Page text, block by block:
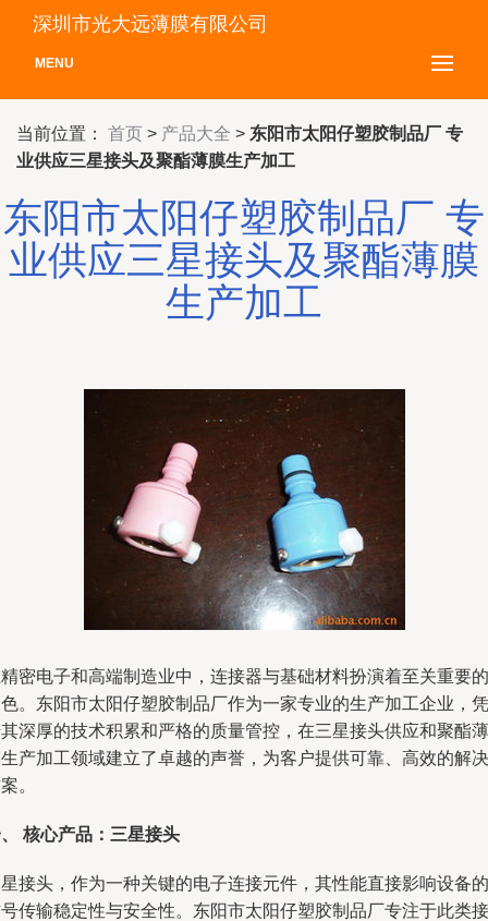
深圳市光大远薄膜有限公司
MENU
当前位置： 首页 > 产品大全 > 东阳市太阳仔塑胶制品厂 专
业供应三星接头及聚酯薄膜生产加工
东阳市太阳仔塑胶制品厂 专
业供应三星接头及聚酯薄膜
生产加工
密电子和高端制造业中，连接器与基础材料扮演着至关重要的
。东阳市太阳仔塑胶制品厂作为一家专业的生产加工企业，凭
深厚的技术积累和严格的质量管控，在三星接头供应和聚酯薄
产加工领域建立了卓越的声誉，为客户提供可靠、高效的解决
。
核心产品：三星接头
接头，作为一种关键的电子连接元件，其性能直接影响设备的
传输稳定性与安全性。东阳市太阳仔塑胶制品厂专注于此类接